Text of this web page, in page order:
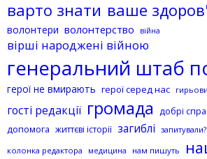
варто знати ваше
волонтери волонтерство війна
вірші народжені війною
генеральний штаб
герої не вмирають герої серед нас
гості редакції громада добрі
допомога життєві історії загиблі
колонка редактора
медицина нам пишуть